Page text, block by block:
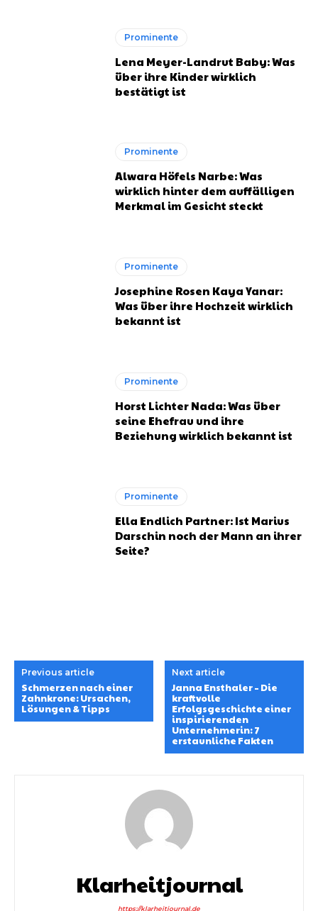
Prominente
Lena Meyer-Landrut Baby: Was
über ihre Kinder wirklich
bestätigt ist
Prominente
Alwara Höfels Narbe: Was
wirklich hinter dem auffälligen
Merkmal im Gesicht steckt
Prominente
Josephine Rosen Kaya Yanar:
Was über ihre Hochzeit wirklich
bekannt ist
Prominente
Horst Lichter Nada: Was über
seine Ehefrau und ihre
Beziehung wirklich bekannt ist
Prominente
Ella Endlich Partner: Ist Marius
Darschin noch der Mann an ihrer
Seite?
Previous article
Schmerzen nach einer
Zahnkrone: Ursachen,
Lösungen & Tipps
Next article
Janna Ensthaler – Die
kraftvolle
Erfolgsgeschichte einer
inspirierenden
Unternehmerin: 7
erstaunliche Fakten
Klarheitjournal
https://klarheitjournal.de